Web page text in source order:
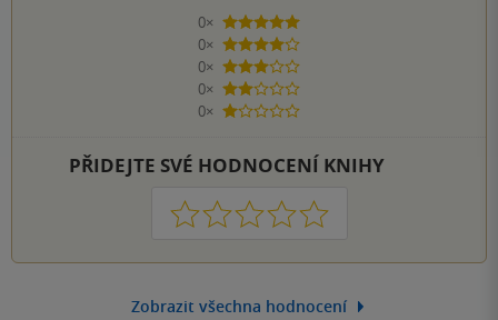
0×
5 hvězdiček
0×
4 hvězdičky
0×
3 hvězdičky
0×
2 hvězdičky
0×
1 hvezdička
PŘIDEJTE SVÉ HODNOCENÍ KNIHY
1 2 3 4 5
Zobrazit všechna hodnocení